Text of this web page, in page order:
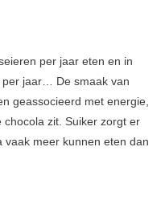
per jaar eten en in
per jaar… De smaak van
geassocieerd met energie,
zit. Suiker zorgt er
vaak meer kunnen eten dan